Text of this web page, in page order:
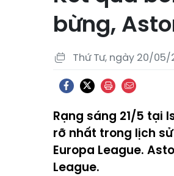
bừng,
Thứ Tư, ngày 20/
Rạng sáng 21/5 tại
rỡ nhất trong lịch
Europa League.
League.